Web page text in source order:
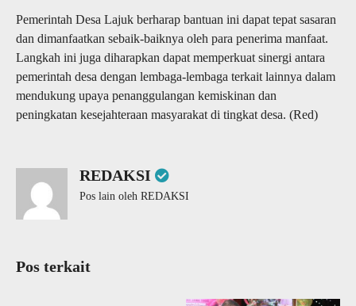
Pemerintah Desa Lajuk berharap bantuan ini dapat tepat sasaran
dan dimanfaatkan sebaik-baiknya oleh para penerima manfaat.
Langkah ini juga diharapkan dapat memperkuat sinergi antara
pemerintah desa dengan lembaga-lembaga terkait lainnya dalam
mendukung upaya penanggulangan kemiskinan dan
peningkatan kesejahteraan masyarakat di tingkat desa. (Red)
REDAKSI
Pos lain oleh REDAKSI
Pos terkait